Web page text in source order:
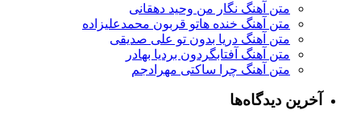
متن آهنگ نگار من وحید دهقانی
متن آهنگ خنده هاتو قربون محمدعلیزاده
متن آهنگ دریا بدون تو علی صدیقی
متن آهنگ آفتابگردون بردیا بهادر
متن آهنگ چرا ساکتی مهرادجم
آخرین دیدگاه‌ها